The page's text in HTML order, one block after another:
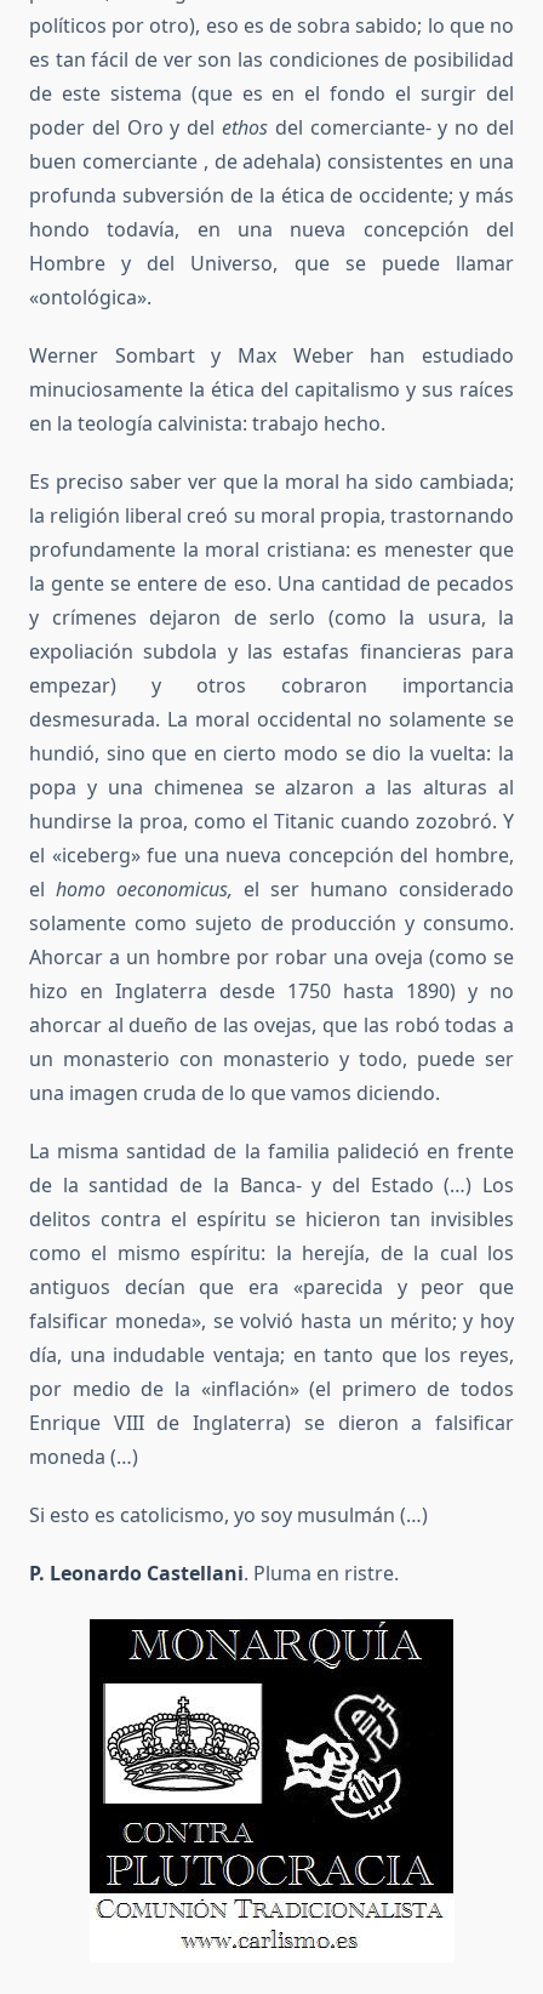
políticos por otro), eso es de sobra sabido; lo que no
es tan fácil de ver son las condiciones de posibilidad
de este sistema (que es en el fondo el surgir del
poder del Oro y del ethos del comerciante- y no del
buen comerciante , de adehala) consistentes en una
profunda subversión de la ética de occidente; y más
hondo todavía, en una nueva concepción del
Hombre y del Universo, que se puede llamar
«ontológica».
Werner Sombart y Max Weber han estudiado
minuciosamente la ética del capitalismo y sus raíces
en la teología calvinista: trabajo hecho.
Es preciso saber ver que la moral ha sido cambiada;
la religión liberal creó su moral propia, trastornando
profundamente la moral cristiana: es menester que
la gente se entere de eso. Una cantidad de pecados
y crímenes dejaron de serlo (como la usura, la
expoliación subdola y las estafas financieras para
empezar) y otros cobraron importancia
desmesurada. La moral occidental no solamente se
hundió, sino que en cierto modo se dio la vuelta: la
popa y una chimenea se alzaron a las alturas al
hundirse la proa, como el Titanic cuando zozobró. Y
el «iceberg» fue una nueva concepción del hombre,
el homo oeconomicus, el ser humano considerado
solamente como sujeto de producción y consumo.
Ahorcar a un hombre por robar una oveja (como se
hizo en Inglaterra desde 1750 hasta 1890) y no
ahorcar al dueño de las ovejas, que las robó todas a
un monasterio con monasterio y todo, puede ser
una imagen cruda de lo que vamos diciendo.
La misma santidad de la familia palideció en frente
de la santidad de la Banca- y del Estado (…) Los
delitos contra el espíritu se hicieron tan invisibles
como el mismo espíritu: la herejía, de la cual los
antiguos decían que era «parecida y peor que
falsificar moneda», se volvió hasta un mérito; y hoy
día, una indudable ventaja; en tanto que los reyes,
por medio de la «inflación» (el primero de todos
Enrique VIII de Inglaterra) se dieron a falsificar
moneda (…)
Si esto es catolicismo, yo soy musulmán (…)
P. Leonardo Castellani. Pluma en ristre.